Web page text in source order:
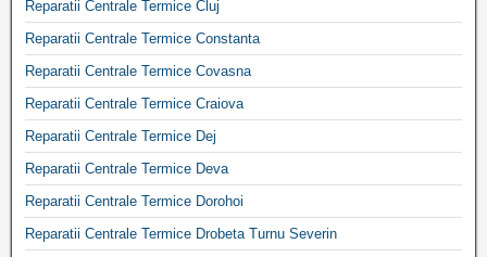
Reparatii Centrale Termice Cluj
Reparatii Centrale Termice Constanta
Reparatii Centrale Termice Covasna
Reparatii Centrale Termice Craiova
Reparatii Centrale Termice Dej
Reparatii Centrale Termice Deva
Reparatii Centrale Termice Dorohoi
Reparatii Centrale Termice Drobeta Turnu Severin